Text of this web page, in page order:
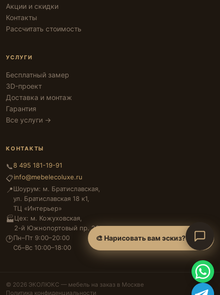
Акции и скидки
Контакты
Рассчитать стоимость
УСЛУГИ
Бесплатный замер
3D-проект
Доставка и монтаж
Гарантия
Все услуги →
КОНТАКТЫ
📞8 495 181-19-91
📋info@mebelecoluxe.ru
📍Шоурум: м. Братиславская,
ул. Братиславская 18 к1,
ТЦ «Интерьер»
🏭Цех: м. Кожуховская,
2-й Южнопортовый пр. 26
🕑Пн–Пт 9:00–20:00
Сб–Вс 10:00–18:00
© 2026 ЭКОЛЮКС — мебель на заказ в Москве
Политика конфиденциальности
🎨 Нарисовать вам эскиз?